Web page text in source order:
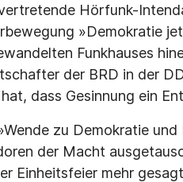
Hörfunk-
»Demokratie
Funkhauses
der BRD in der
dass Gesinnung ein
zu Demokratie
der Macht
Einheitsfeier mehr